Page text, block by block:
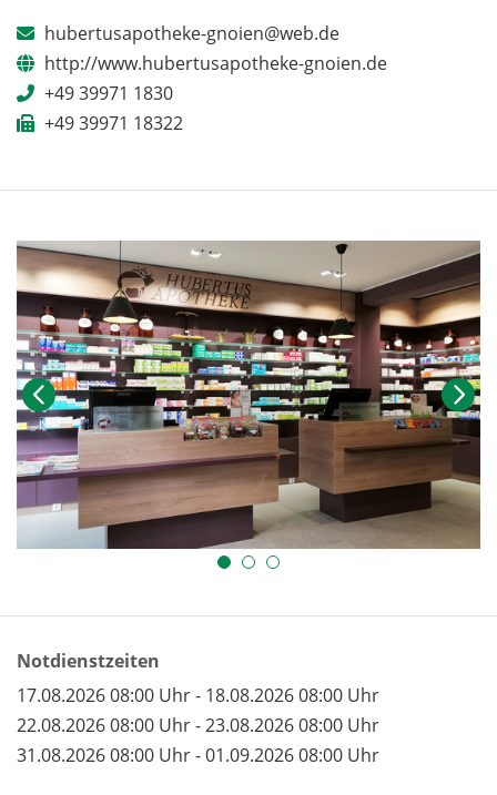
hubertusapotheke-gnoien@web.de
http://www.hubertusapotheke-gnoien.de
+49 39971 1830
+49 39971 18322
Notdienstzeiten
17.08.2026 08:00 Uhr - 18.08.2026 08:00 Uhr
22.08.2026 08:00 Uhr - 23.08.2026 08:00 Uhr
31.08.2026 08:00 Uhr - 01.09.2026 08:00 Uhr